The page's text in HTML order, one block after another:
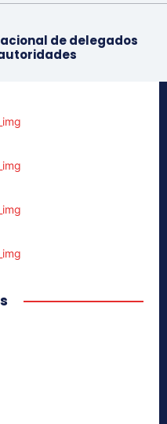
de delegados